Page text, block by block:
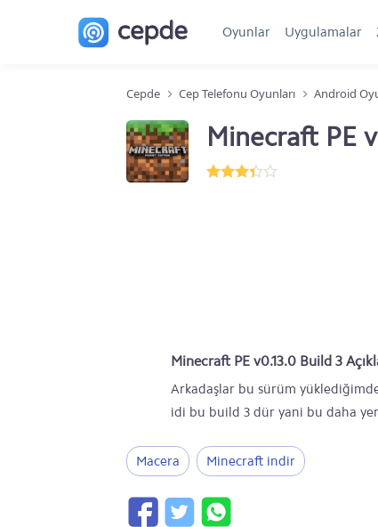
Oyunlar Uygulamalar
Cepde Cep Telefonu Oyunları Android
Minecraft PE
Minecraft PE v0.13.0 Build 3
Arkadaşlar bu sürüm
idi bu build 3 dür yani bu daha
Macera Minecraft indir